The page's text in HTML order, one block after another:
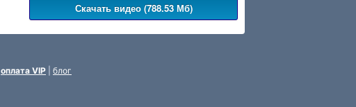
Скачать видео (788.53 Мб)
оплата VIP
блог